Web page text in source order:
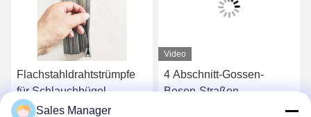
Flachstahldrahtstrümpfe
für Schlauchbügel
Video
4 Abschnitt-Gossen-
Besen-Straßen-
Kehrmaschine-Bürsten für
Sales Manager